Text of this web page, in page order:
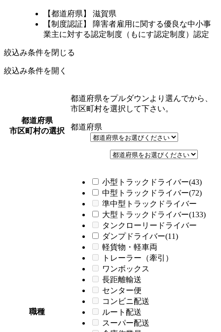
【都道府県】 滋賀県
【制度認証】 障害者雇用に関する優良な中小事
業主に対する認定制度（もにす認定制度）認定
絞込み条件を閉じる
絞込み条件を開く
都道府県
市区町村の選択
都道府県をプルダウンより選んでから、
市区町村を選択して下さい。
都道府県
職種
小型トラックドライバー(43)
中型トラックドライバー(72)
準中型トラックドライバー
大型トラックドライバー(133)
タンクローリードライバー
ダンプドライバー(11)
軽貨物・軽車両
トレーラー（牽引）
ワンボックス
長距離輸送
センター便
コンビニ配送
ルート配送
スーパー配送